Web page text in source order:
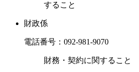
すること
財政係
電話番号： 092-981-9070
財務・契約に関すること